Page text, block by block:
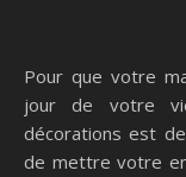
Pour que votre
jour de votre
décorations est
de mettre votre